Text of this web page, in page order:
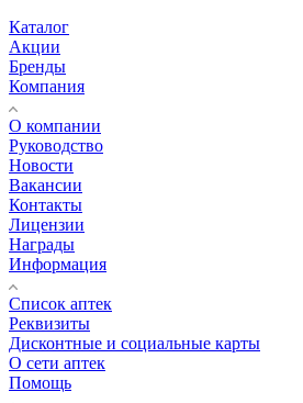
Каталог
Акции
Бренды
Компания
О компании
Руководство
Новости
Вакансии
Контакты
Лицензии
Награды
Информация
Список аптек
Реквизиты
Дисконтные и социальные карты
О сети аптек
Помощь